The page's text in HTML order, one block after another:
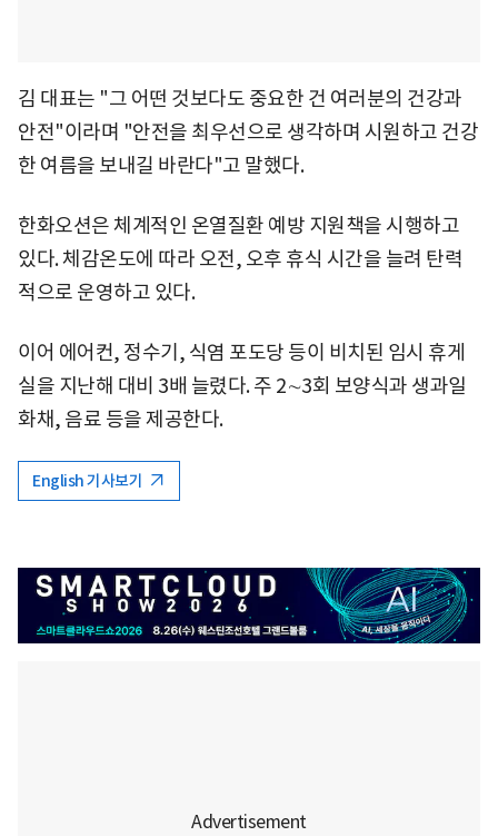
김 대표는 "그 어떤 것보다도 중요한 건 여러분의 건강과
안전"이라며 "안전을 최우선으로 생각하며 시원하고 건강
한 여름을 보내길 바란다"고 말했다.
한화오션은 체계적인 온열질환 예방 지원책을 시행하고
있다. 체감온도에 따라 오전, 오후 휴식 시간을 늘려 탄력
적으로 운영하고 있다.
이어 에어컨, 정수기, 식염 포도당 등이 비치된 임시 휴게
실을 지난해 대비 3배 늘렸다. 주 2∼3회 보양식과 생과일
화채, 음료 등을 제공한다.
English 기사보기